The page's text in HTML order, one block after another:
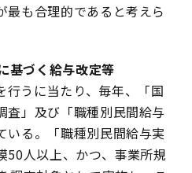
最も合理的であると考えら
基づく給与改定等
行うに当たり、毎年、「国
査」及び「職種別民間給与
いる。「職種別民間給与実
50人以上、かつ、事業所規